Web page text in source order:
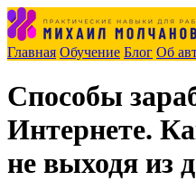
Главная Обучение Блог Об
Способы
Интернете.
не выходя из